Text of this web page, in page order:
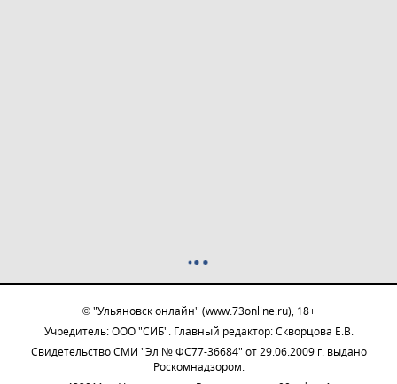
© "Ульяновск онлайн" (www.73online.ru), 18+
Учредитель: ООО "СИБ". Главный редактор: Скворцова Е.В.
Свидетельство СМИ "Эл № ФС77-36684" от 29.06.2009 г. выдано
Роскомнадзором.